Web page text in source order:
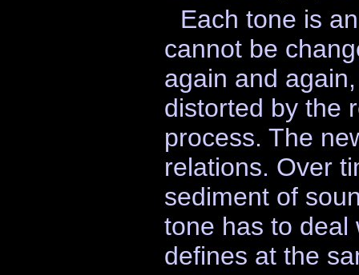
Each tone is
cannot be
again and
distorted by the
process. The
relations. Over
sediment of
tone has to deal
defines at the